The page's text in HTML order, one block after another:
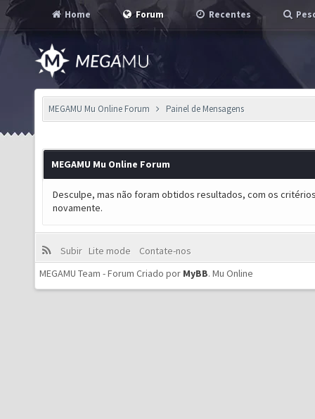
Home Forum Recentes
MEGAMU Mu Online Forum Painel de Mensagens
MEGAMU Mu Online Forum
Desculpe, mas não foram obtidos resultados, com os
novamente.
Subir Lite mode
Contate-nos
MEGAMU Team - Forum Criado por MyBB. Mu Online